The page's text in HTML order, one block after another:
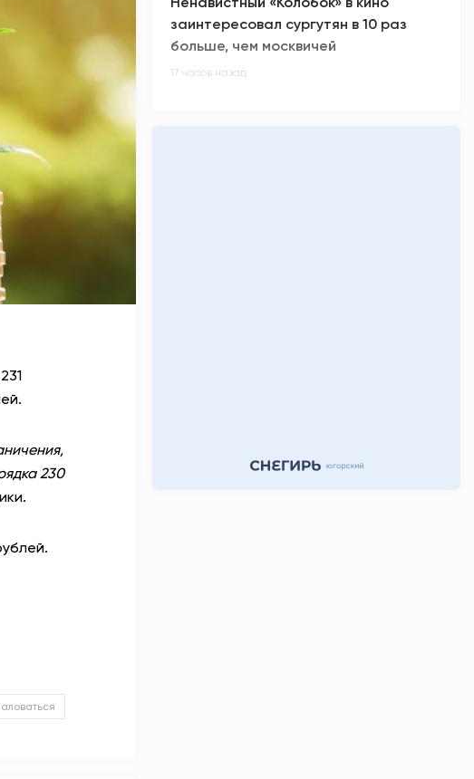
230
заинтересовал сургутян в 10 раз
больше, чем москвичей
17 часов назад